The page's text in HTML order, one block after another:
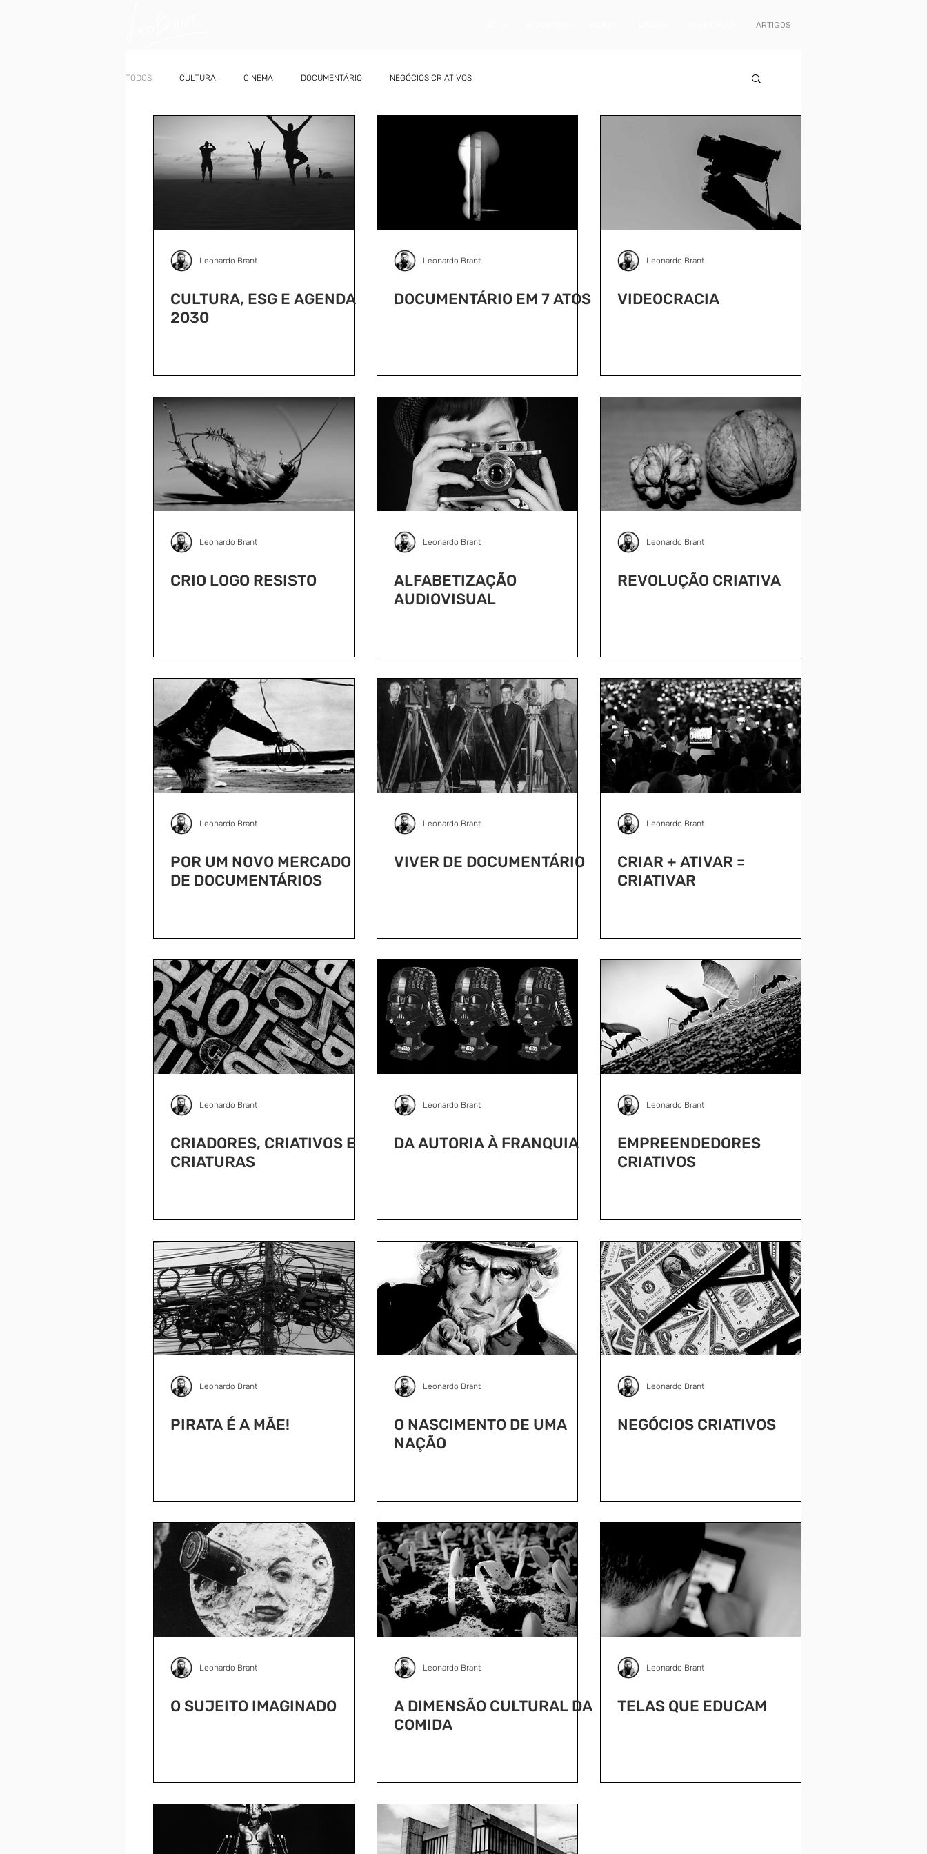
ARTIGOS
TODOS CULTURA CINEMA DOCUMENTÁRIO NEGÓCIOS CRIATIVOS
Leonardo Brant
CULTURA, ESG E AGENDA
2030
Leonardo Brant
DOCUMENTÁRIO EM 7 ATOS
Leonardo Brant
VIDEOCRACIA
Leonardo Brant
CRIO LOGO RESISTO
Leonardo Brant
ALFABETIZAÇÃO
AUDIOVISUAL
Leonardo Brant
REVOLUÇÃO CRIATIVA
Leonardo Brant
POR UM NOVO MERCADO
DE DOCUMENTÁRIOS
Leonardo Brant
VIVER DE DOCUMENTÁRIO
Leonardo Brant
CRIAR + ATIVAR =
CRIATIVAR
Leonardo Brant
CRIADORES, CRIATIVOS E
CRIATURAS
Leonardo Brant
DA AUTORIA À FRANQUIA
Leonardo Brant
EMPREENDEDORES
CRIATIVOS
Leonardo Brant
PIRATA É A MÃE!
Leonardo Brant
O NASCIMENTO DE UMA
NAÇÃO
Leonardo Brant
NEGÓCIOS CRIATIVOS
Leonardo Brant
O SUJEITO IMAGINADO
Leonardo Brant
A DIMENSÃO CULTURAL DA
COMIDA
Leonardo Brant
TELAS QUE EDUCAM